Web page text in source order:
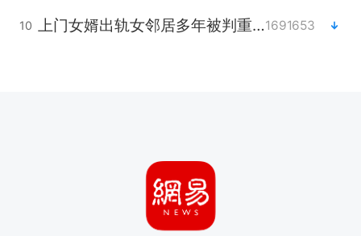
10 上门女婿出轨女邻居多年被判重婚罪1691653